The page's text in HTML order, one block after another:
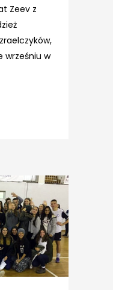
Zeev z
wrześniu w